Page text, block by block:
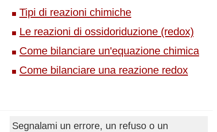
Tipi di reazioni chimiche
Le reazioni di ossidoriduzione (redox)
Come bilanciare un'equazione chimica
Come bilanciare una reazione redox
Segnalami un errore, un refuso o un